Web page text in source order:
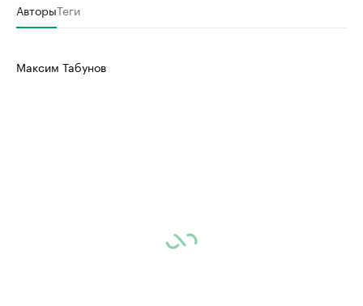
АвторыТеги
Максим Табунов